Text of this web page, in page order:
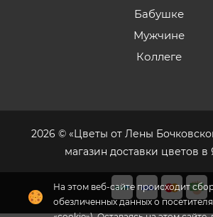
На этом веб-сайте происходит
обезличенных данных о
Бабушке
Мужчине
Коллеге
2026 © «Цветы от Лены
магазин доставки цветов в